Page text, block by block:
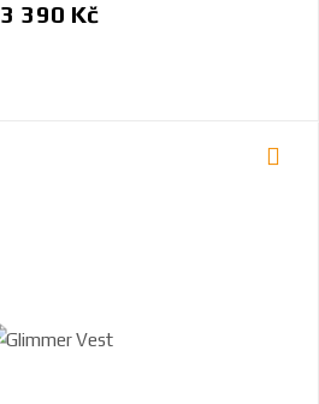
3 390 Kč